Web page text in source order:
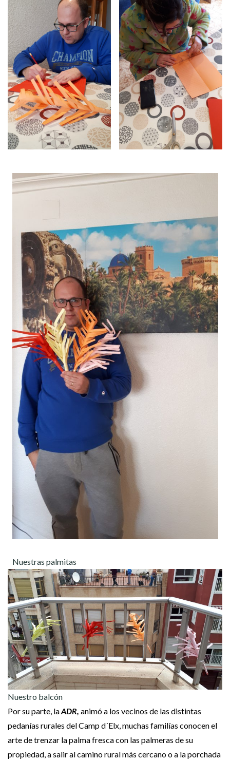
Nuestras palmitas
Nuestro balcón
Por su parte, laADR, animó a los vecinos de las distintas
pedanías rurales del Camp d´Elx, muchas familías conocen el
arte de trenzar la palma fresca con las palmeras de su
propiedad, a salir al camino rural más cercano o a la porchada